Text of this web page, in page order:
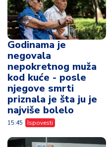
Godinama je
negovala
nepokretnog muža
kod kuće - posle
njegove smrti
priznala je šta ju je
najviše bolelo
15:45 Ispovesti